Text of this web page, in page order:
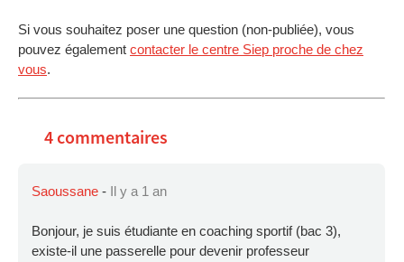
Si vous souhaitez poser une question (non-publiée), vous
pouvez également contacter le centre Siep proche de chez
vous.
4 commentaires
Saoussane - Il y a 1 an
Bonjour, je suis étudiante en coaching sportif (bac 3),
existe-il une passerelle pour devenir professeur